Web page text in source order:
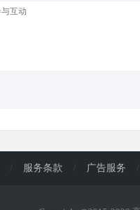
/ 服务条款 / 广告服务 /